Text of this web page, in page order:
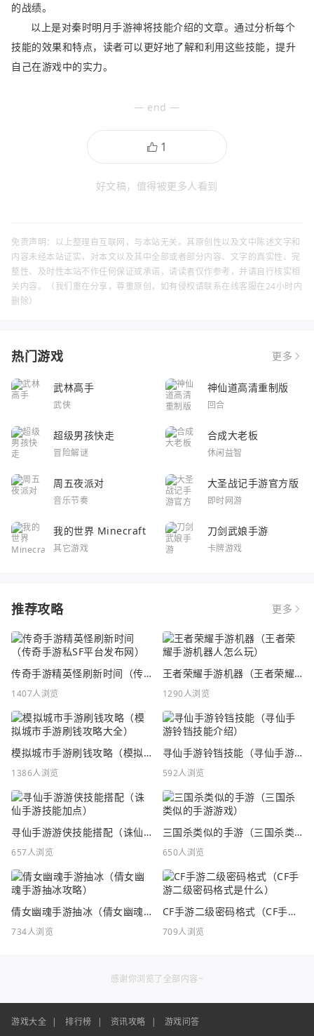
的战绩。
以上是对秦时明月手游神将技能介绍的文章。通过分析每个
技能的效果和特点，读者可以更好地了解和利用这些技能，提升
自己在游戏中的实力。
— end —
好文稿，值得被更多人看到
免责声明：以上整理自互联网，与本站无关。其原创性以及文中陈述文字和
内容未经本站证实，对本文以及其中全部或者部分内容、文字的真实性、完
整性、及时性本站不作任何保证或承诺，请读者仅作参考，并请自行核实相
关内容。（我们重在分享，尊重原创，如有侵权请联系在线客服在24小时内
删除）
热门游戏 更多
武林高手
武侠
神仙道高清重制版
回合
超级男孩快走
冒险解谜
合成大老板
休闲益智
周五夜派对
音乐节奏
大圣战记手游官方版
即时网游
我的世界 Minecraft
其它游戏
刀剑武娘手游
卡牌游戏
推荐攻略 更多
传奇手游精英怪刷新时间（传奇手游私SF平台发布网）
1407人浏览
王者荣耀手游机器（王者荣耀手游机器人怎么玩）
1290人浏览
模拟城市手游刷钱攻略（模拟城市手游刷钱攻略大全）
1386人浏览
寻仙手游铃铛技能（寻仙手游铃铛技能介绍）
592人浏览
寻仙手游游侠技能搭配（诛仙手游技能加点）
657人浏览
三国杀类似的手游（三国杀类似的手游游戏）
650人浏览
倩女幽魂手游抽冰（倩女幽魂手游抽冰攻略）
734人浏览
CF手游二级密码格式（CF手游二级密码格式是什么）
709人浏览
感谢你浏览了全部内容~
游戏大全 | 排行榜 | 资讯攻略 | 游戏问答